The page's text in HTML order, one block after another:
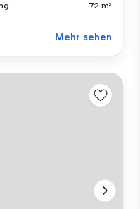
72 m²
Mehr sehen